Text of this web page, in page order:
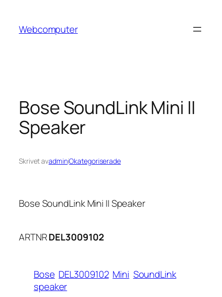
innehåll
Webcomputer
Bose SoundLink Mini II
Speaker
Skrivet avadminiOkategoriserade
Bose SoundLink Mini II Speaker
ARTNRDEL3009102
Bose DEL3009102 Mini SoundLink
speaker